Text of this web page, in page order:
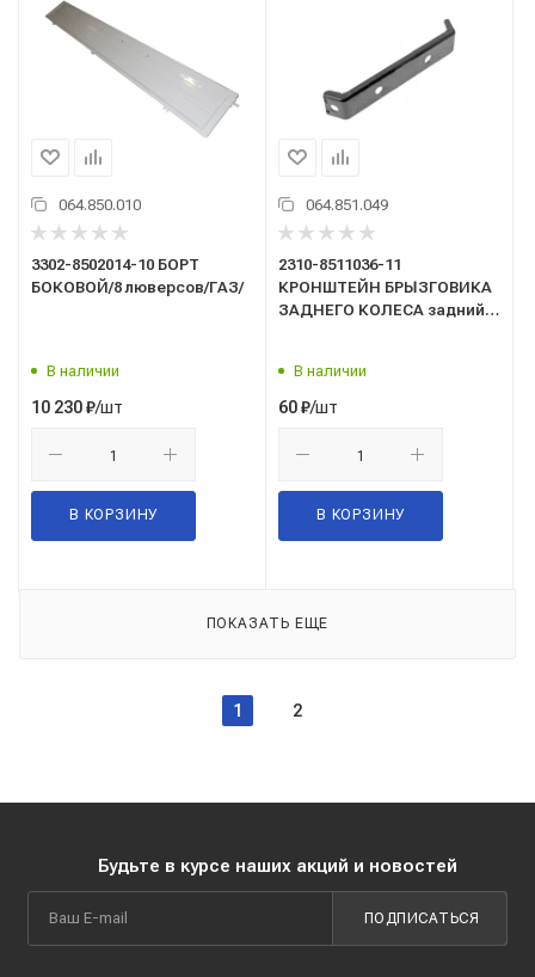
064.850.010
3302-8502014-10 БОРТ
БОКОВОЙ/8 люверсов/ГАЗ/
В наличии
10 230₽/шт
В КОРЗИНУ
064.851.049
2310-8511036-11
КРОНШТЕЙН БРЫЗГОВИКА
ЗАДНЕГО КОЛЕСА задний
В наличии
60₽/шт
В КОРЗИНУ
ПОКАЗАТЬ ЕЩЕ
1 2
Будьте в курсе наших акций и новостей
ПОДПИСАТЬСЯ